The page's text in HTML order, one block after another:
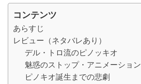
コンテンツ
あらすじ
レビュー（ネタバレあり）
デル・トロ流のピノッキオ
魅惑のストップ・アニメーション
ピノキオ誕生までの悲劇